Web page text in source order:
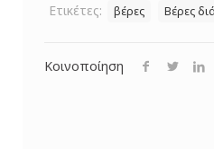
Ετικέτες:
βέρες Βέρες
Κοινοποίηση